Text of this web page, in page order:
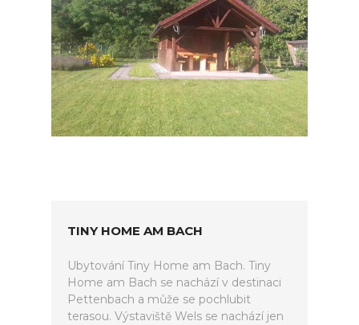
TINY HOME AM BACH
Ubytování Tiny Home am Bach. Tiny
Home am Bach se nachází v destinaci
Pettenbach a může se pochlubit
terasou. Výstaviště Wels se nachází jen